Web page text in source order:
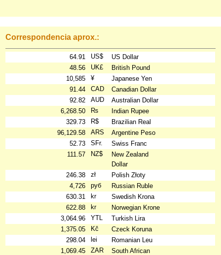
Correspondencia aprox.:
64.91 US$
US Dollar
48.56
UK£
British Pound
10,585
¥
Japanese Yen
91.44
CAD
Canadian Dollar
92.82
AUD
Australian Dollar
6,268.50
₨
Indian Rupee
329.73
R$
Brazilian Real
96,129.58
ARS
Argentine Peso
52.73
SFr.
Swiss Franc
111.57
NZ$
New Zealand
Dollar
246.38
zł
Polish Złoty
4,726
руб
Russian Ruble
630.31
kr
Swedish Krona
622.88
kr
Norwegian Krone
3,064.96
YTL
Turkish Lira
1,375.05
Kč
Czeck Koruna
298.04
lei
Romanian Leu
1,069.45
ZAR
South African